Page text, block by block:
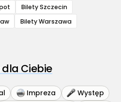
Bilety Szczecin
Bilety Warszawa
Ciebie
Impreza
Występ